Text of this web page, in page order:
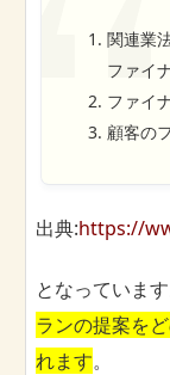
関連業
ファイ
ファイ
顧客の
出典:https://
となっていま
ランの提案を
れます。